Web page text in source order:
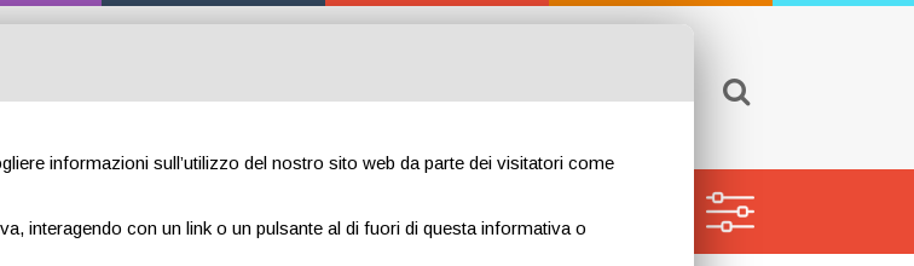
informazioni sull’utilizzo del nostro sito web da parte dei visitatori come
interagendo con un link o un pulsante al di fuori di questa informativa o